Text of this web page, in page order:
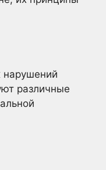
нарушений
различные